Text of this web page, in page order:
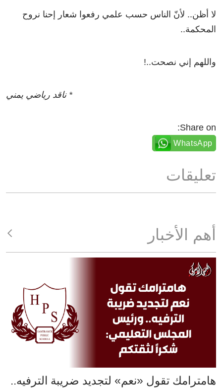
لا أظن.. لأنّ الناس حسب علمي رفعوا شعار إحنا نروح
المحكمة..
واللهم إني نصحت..!
* ناقد رياضي يمني
Share on:
WhatsApp
تعليقات
أهم الأخبار
هامترامك تقول «نعم» لتجديد ضريبة الترفيه..